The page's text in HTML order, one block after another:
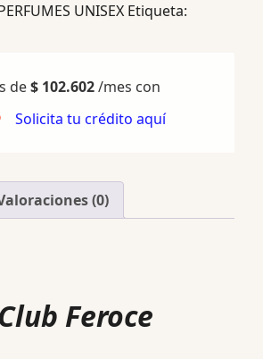
UNISEX Etiqueta:
de$ 102.602/mes con
Solicita tu crédito aquí
(0)
Feroce